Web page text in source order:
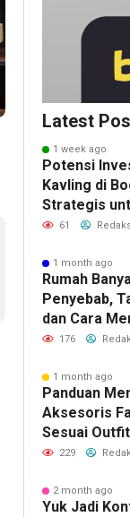
Latest
1 week ago
Potensi
Kavling di
Strategis
Masa Depan
61
1 month ago
Rumah
Penyebab,
dan Cara
176
1 month ago
Panduan
Aksesoris
Sesuai
229
2 month ago
Yuk Jadi